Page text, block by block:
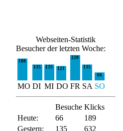
Webseiten-Statistik
Besucher der letzten Woche:
188
135
135 121
220
135
66
MO DI MI DO FR SA SO
Besuche Klicks
Heute:
66
189
Gestern:
135
632